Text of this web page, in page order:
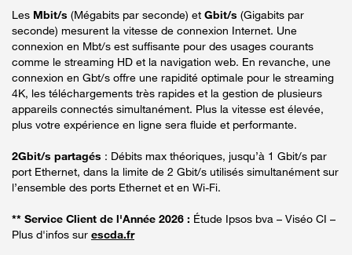
Les Mbit/s (Mégabits par seconde) et Gbit/s (Gigabits par
seconde) mesurent la vitesse de connexion Internet. Une
connexion en Mbt/s est suffisante pour des usages courants
comme le streaming HD et la navigation web. En revanche, une
connexion en Gbt/s offre une rapidité optimale pour le streaming
4K, les téléchargements très rapides et la gestion de plusieurs
appareils connectés simultanément. Plus la vitesse est élevée,
plus votre expérience en ligne sera fluide et performante.
2Gbit/s partagés : Débits max théoriques, jusqu’à 1 Gbit/s par
port Ethernet, dans la limite de 2 Gbit/s utilisés simultanément sur
l’ensemble des ports Ethernet et en Wi-Fi.
** Service Client de l'Année 2026 : Étude Ipsos bva – Viséo CI –
Plus d'infos sur escda.fr